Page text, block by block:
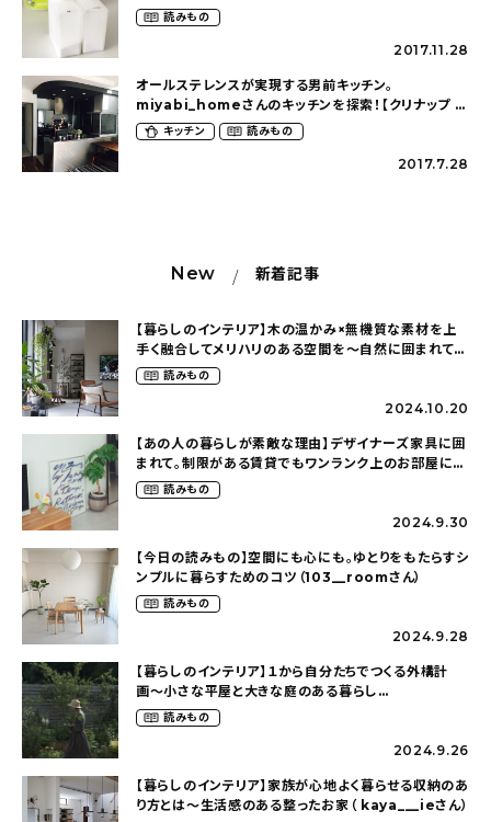
読みもの
2017.11.28
オールステレンスが実現する男前キッチン。
miyabi_homeさんのキッチンを探索！【クリナップ ク
リナップS.S】
キッチン 読みもの
2017.7.28
New 新着記事
【暮らしのインテリア】木の温かみ×無機質な素材を上
手く融合してメリハリのある空間を〜自然に囲まれて暮
らす（ki_no_ieさん）
読みもの
2024.10.20
【あの人の暮らしが素敵な理由】デザイナーズ家具に囲
まれて。制限がある賃貸でもワンランク上のお部屋に〜
狭くても好きな暮らしのこと（_____chika708さん）
読みもの
2024.9.30
【今日の読みもの】空間にも心にも。ゆとりをもたらすシ
ンプルに暮らすためのコツ（103__roomさん）
読みもの
2024.9.28
【暮らしのインテリア】１から自分たちでつくる外構計
画〜小さな平屋と大きな庭のある暮らし
（tsumikiniwaさん）
読みもの
2024.9.26
【暮らしのインテリア】家族が心地よく暮らせる収納のあ
り方とは〜生活感のある整ったお家（ kaya___ieさん）